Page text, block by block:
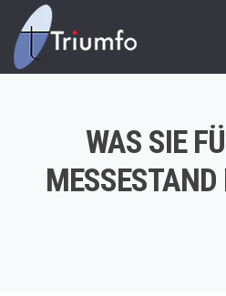
WAS SIE